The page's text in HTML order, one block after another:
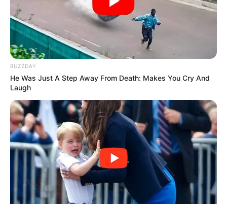
BUZZDAY
He Was Just A Step Away From Death: Makes You Cry And
Laugh